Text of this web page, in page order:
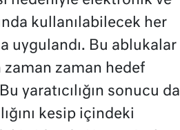
kullanılabilecek her
uygulandı. Bu ablukalar
zaman zaman hedef
yaratıcılığın sonucu da
kesip içindeki